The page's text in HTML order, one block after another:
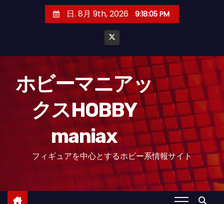
日. 8月 9th, 2026 9:18:06 PM
ホビーマニアッ
クスHOBBY
maniax
フィギュアを中心とするホビー系情報サイト